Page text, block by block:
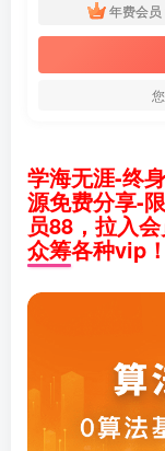
年费会员
学海无涯-终
源免费分享-
员88，拉入
众筹各种vip！